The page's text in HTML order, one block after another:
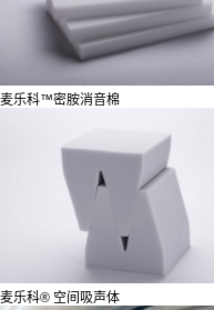
麦乐科™密胺消音棉
麦乐科®️ 空间吸声体